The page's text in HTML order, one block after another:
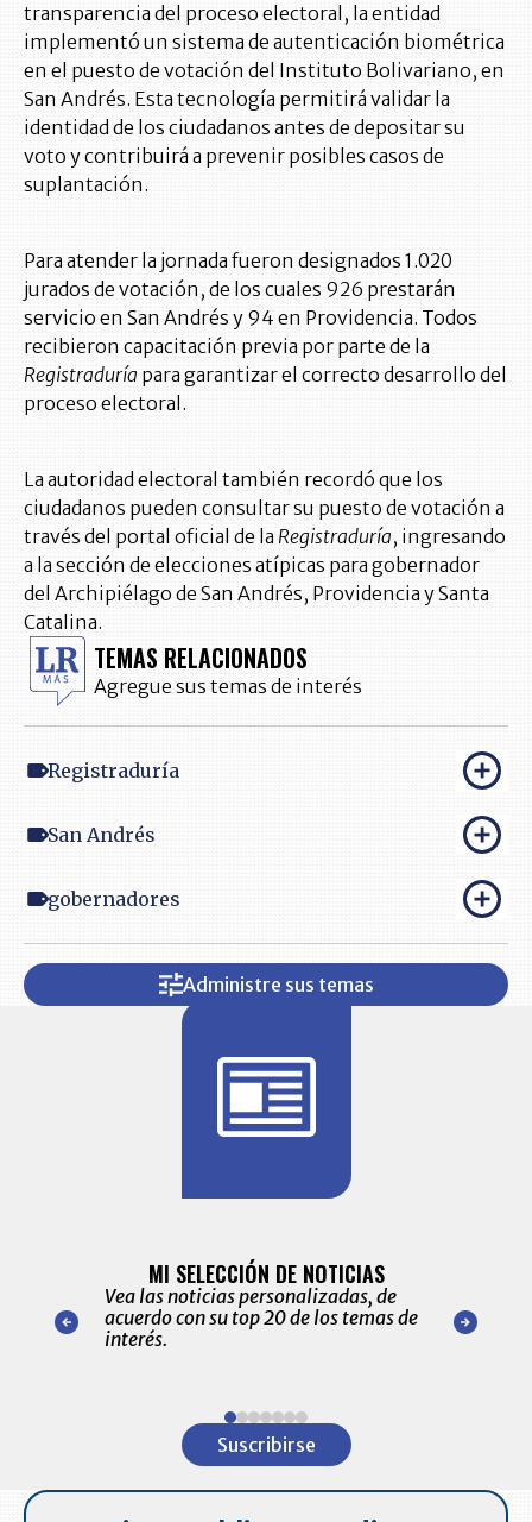
transparencia del proceso electoral, la entidad
implementó un sistema de autenticación biométrica
en el puesto de votación del Instituto Bolivariano, en
San Andrés. Esta tecnología permitirá validar la
identidad de los ciudadanos antes de depositar su
voto y contribuirá a prevenir posibles casos de
suplantación.
Para atender la jornada fueron designados 1.020
jurados de votación, de los cuales 926 prestarán
servicio en San Andrés y 94 en Providencia. Todos
recibieron capacitación previa por parte de la
Registraduría para garantizar el correcto desarrollo del
proceso electoral.
La autoridad electoral también recordó que los
ciudadanos pueden consultar su puesto de votación a
través del portal oficial de la Registraduría, ingresando
a la sección de elecciones atípicas para gobernador
del Archipiélago de San Andrés, Providencia y Santa
Catalina.
TEMAS RELACIONADOS
Agregue sus temas de interés
Registraduría
San Andrés
gobernadores
Administre sus temas
nuestro
para
MI SELECCIÓN DE NOTICIAS
Vea las noticias personalizadas, de
acuerdo con su top 20 de los temas de
interés.
de las
Suscribirse